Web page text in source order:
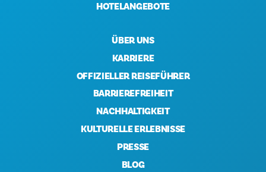
HOTELANGEBOTE
ÜBER UNS
KARRIERE
OFFIZIELLER REISEFÜHRER
BARRIEREFREIHEIT
NACHHALTIGKEIT
KULTURELLE ERLEBNISSE
PRESSE
BLOG